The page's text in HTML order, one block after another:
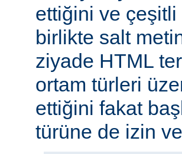
ettiğini ve
birlikte salt
ziyade HTML
ortam türleri
ettiğini fakat
türüne de izin